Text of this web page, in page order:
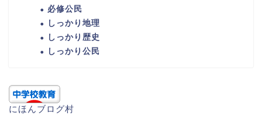
必修公民
しっかり地理
しっかり歴史
しっかり公民
にほんブログ村